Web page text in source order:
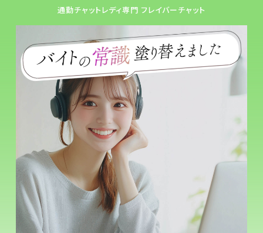
通勤チャットレディ専門 フレイバーチャット